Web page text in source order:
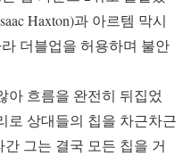
Haxton)과 아르템 막시
더블업을 허용하며 불안
아 흐름을 완전히 뒤집었
로 상대들의 칩을 차근차근
그는 결국 모든 칩을 거